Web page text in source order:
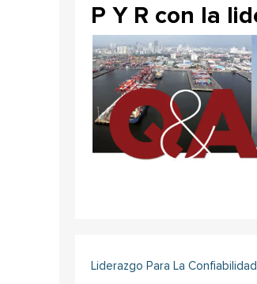
P Y R con la
Liderazgo Para La Confiabilidad